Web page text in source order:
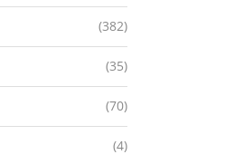
(382)
(35)
(70)
(4)